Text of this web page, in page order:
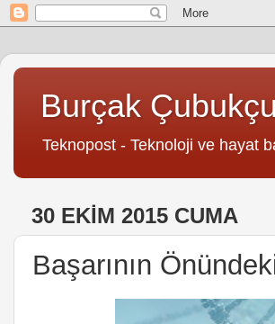
Burçak
Teknopost - Teknoloji ve hayat
30 EKIM 2015 CUMA
Başarının